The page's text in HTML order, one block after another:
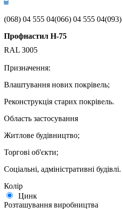
(068) 04 555 04(066) 04 555 04(093)
Профнастил Н-75
RAL 3005
Призначення:
Влаштування нових покрівель;
Реконструкція старих покрівель.
Область застосування
Житлове будівництво;
Торгові об'єкти;
Соціальні, адміністративні будівлі.
Колір
Цинк
Розташування виробництва